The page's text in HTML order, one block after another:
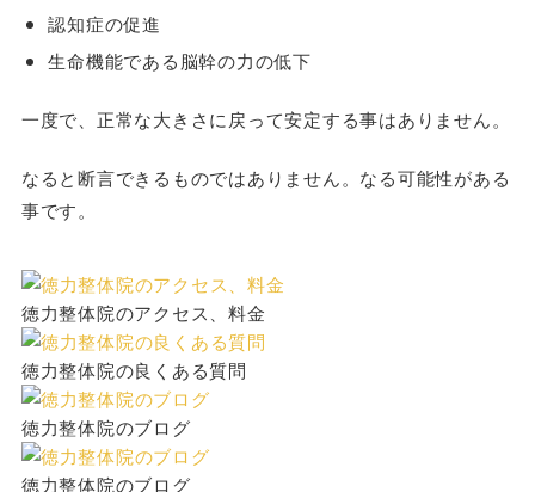
認知症の促進
生命機能である脳幹の力の低下
一度で、正常な大きさに戻って安定する事はありません。
なると断言できるものではありません。なる可能性がある
事です。
徳力整体院のアクセス、料金
徳力整体院の良くある質問
徳力整体院のブログ
徳力整体院のブログ